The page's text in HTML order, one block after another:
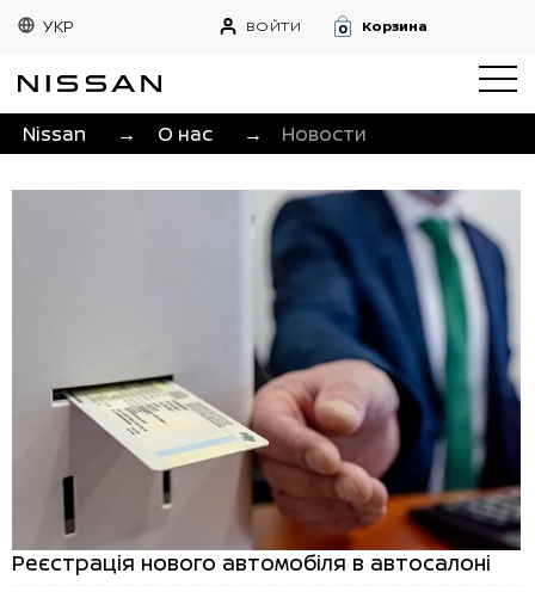
УКР ВОЙТИ 0 Корзина
Nissan → О нас → Новости
Реєстрація нового автомобіля в автосалоні